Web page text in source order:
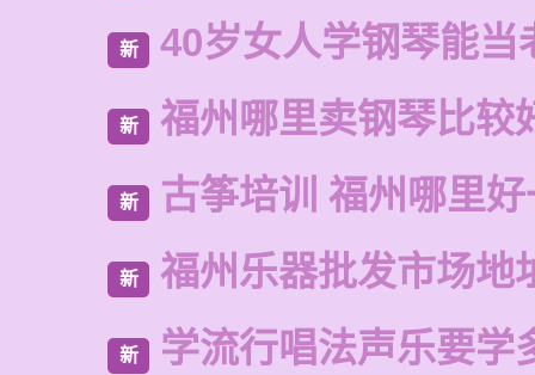
新 40岁女人学钢琴能当
新 福州哪里卖钢琴比较
新 古筝培训 福州哪里
新 福州乐器批发市场地
新 学流行唱法声乐要学